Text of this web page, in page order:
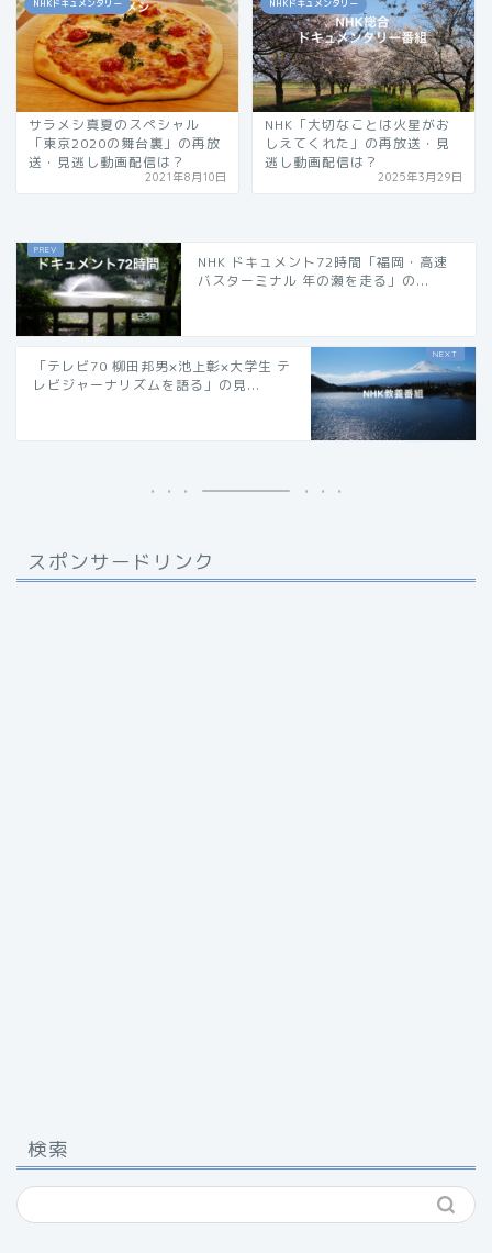
NHKドキュメンタリー
サラメシ真夏のスペシャル
「東京2020の舞台裏」の再放
送・見逃し動画配信は？
2021年8月10日
NHKドキュメンタリー
NHK「大切なことは火星がお
しえてくれた」の再放送・見
逃し動画配信は？
2025年3月29日
NHK ドキュメント72時間「福岡・高速
バスターミナル 年の瀬を走る」の...
「テレビ70 柳田邦男×池上彰×大学生 テ
レビジャーナリズムを語る」の見...
スポンサードリンク
検索